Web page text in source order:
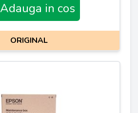
Adauga in cos
ORIGINAL